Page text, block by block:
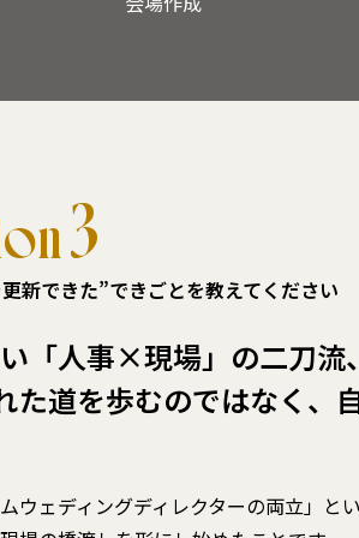
3
新できた”できごとを教えてください
「人事×現場」の二刀流、
た道を歩むのではなく、
ムウェディングディレクターの両立」と